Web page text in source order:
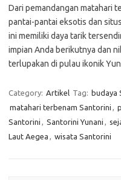
Dari pemandangan matahari
pantai-pantai eksotis dan
ini memiliki daya tarik
impian Anda berikutnya dan
terlupakan di pulau ikonik
Category: Artikel Tag: budaya
matahari terbenam Santorini ,
Santorini , Santorini Yunani ,
Laut Aegea , wisata Santorini